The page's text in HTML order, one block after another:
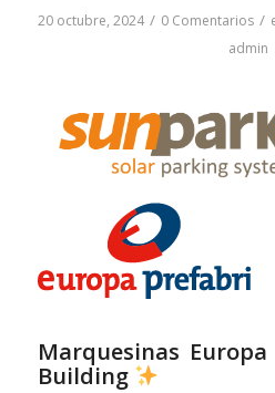
20 octubre, 2024 / 0 Comentarios /
admin
Marquesinas
Building